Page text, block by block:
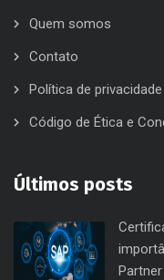
Quem somos
Contato
Política de privacidade
Código de Ética e
Últimos posts
Partner